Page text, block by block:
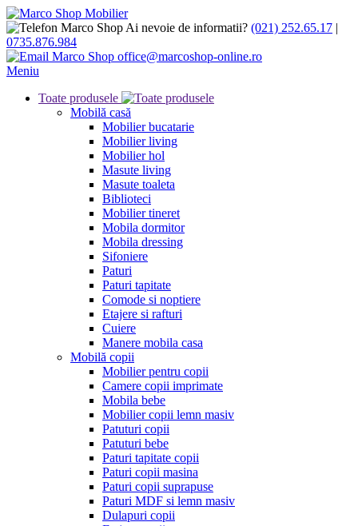
Ai nevoie de informatii? (021) 252.65.17 |
0735.876.984
office@marcoshop-online.ro
Meniu
Toate produsele
Mobilă casă
Mobilier bucatarie
Mobilier living
Mobilier hol
Masute living
Masute toaleta
Biblioteci
Mobilier tineret
Mobila dormitor
Mobila dressing
Sifoniere
Paturi
Paturi tapitate
Comode si noptiere
Etajere si rafturi
Cuiere
Manere mobila casa
Mobilă copii
Mobilier pentru copii
Camere copii imprimate
Mobila bebe
Mobilier copii lemn masiv
Patuturi copii
Patuturi bebe
Paturi tapitate copii
Paturi copii masina
Paturi copii suprapuse
Paturi MDF si lemn masiv
Dulapuri copii